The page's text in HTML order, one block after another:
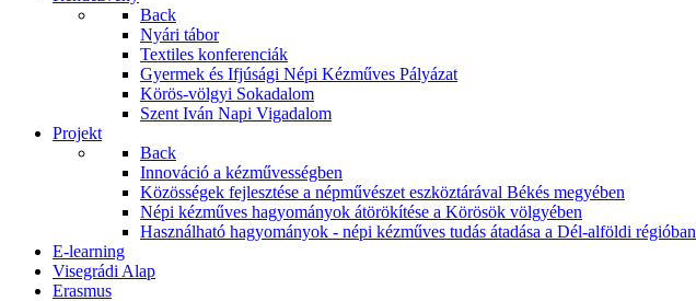
Back
Nyári tábor
Textiles konferenciák
Gyermek és Ifjúsági Népi Kézműves Pályázat
Körös-völgyi Sokadalom
Szent Iván Napi Vigadalom
Projekt
Back
Innováció a kézművességben
Közösségek fejlesztése a népművészet eszköztárával Békés megyében
Népi kézműves hagyományok átörökítése a Körösök völgyében
Használható hagyományok - népi kézműves tudás átadása a Dél-alföldi régióban
E-learning
Visegrádi Alap
Erasmus